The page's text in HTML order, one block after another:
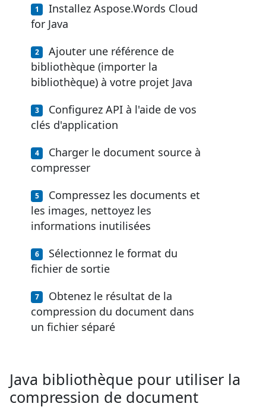
Installez Aspose.Words Cloud
for Java
Ajouter une référence de
bibliothèque (importer la
bibliothèque) à votre projet Java
Configurez API à l'aide de vos
clés d'application
Charger le document source à
compresser
Compressez les documents et
les images, nettoyez les
informations inutilisées
Sélectionnez le format du
fichier de sortie
Obtenez le résultat de la
compression du document dans
un fichier séparé
Java bibliothèque pour utiliser la
compression de document